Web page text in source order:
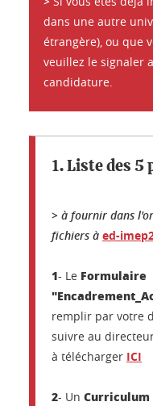
dans une autre
étrangère), ou que
veuillez le signaler
candidature.
1. Liste des 5
> à fournir dans
fichiers à ed-
1- Le Formulaire
remplir par votre
suivre au
à télécharger ICI
2- Un Curriculum